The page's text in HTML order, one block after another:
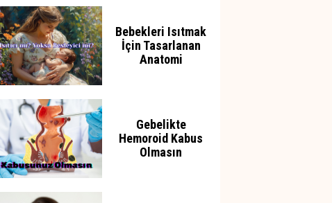
Bebekleri Isıtmak
İçin Tasarlanan
Anatomi
Gebelikte
Hemoroid Kabus
Olmasın